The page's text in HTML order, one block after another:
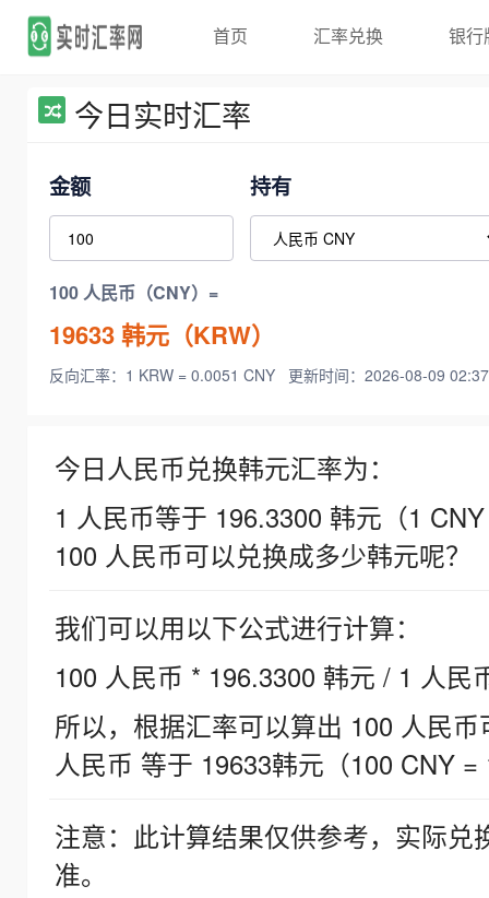
首页 汇率兑换 银行
今日实时汇率
金额 持有
100 人民币（CNY）=
19633韩元（KRW）
反向汇率：1 KRW = 0.0051 CNY 更新时间：2026-08-09
今日人民币兑换韩元汇率为：
1 人民币等于 196.3300 韩元（1
100 人民币可以兑换成多少韩元呢？
我们可以用以下公式进行计算：
100 人民币 * 196.3300 韩元 / 1 人民
所以，根据汇率可以算出 100 人民
人民币 等于 19633韩元（100 CNY =
注意：此计算结果仅供参考，实际
准。